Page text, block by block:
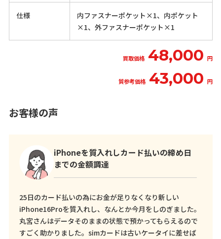
仕様
内ファスナーポケット×1、内ポケット
×1、外ファスナーポケット×1
買取価格 48,000 円
質参考価格 43,000 円
お客様の声
iPhoneを質入れしカード払いの締め日
までの金額調達
25日のカード払いの為にお金が足りなくなり新しい
iPhone16Proを質入れし、なんとか今月をしのぎました。
丸宮さんはデータそのままの状態で預かってもらえるので
すごく助かりました。simカードは古いケータイに差せば